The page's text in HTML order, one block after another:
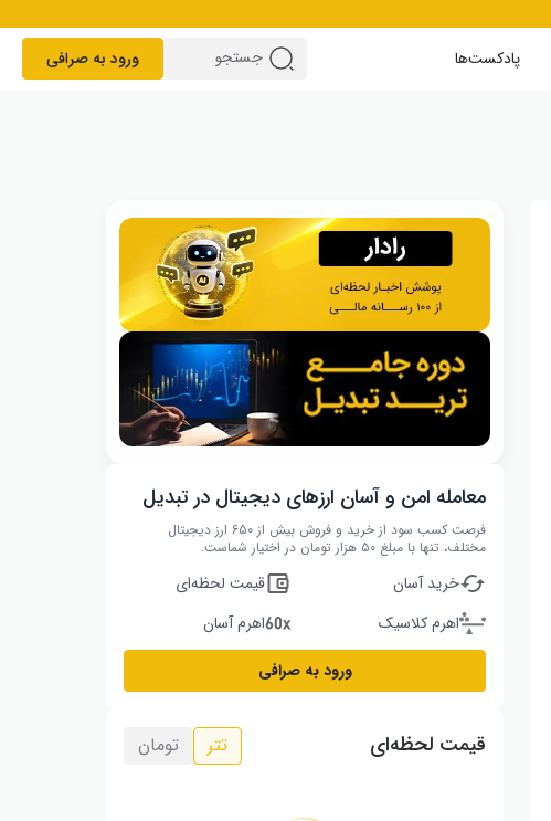
پادکست‌ها ورود به صرافی
معامله امن و آسان ارزهای دیجیتال در تبدیل
فرصت کسب سود از خرید و فروش بیش از ۶۵۰ ارز دیجیتال
مختلف، تنها با مبلغ ۵۰ هزار تومان در اختیار شماست.
خرید آسان
قیمت لحظه‌ای
اهرم کلاسیک
اهرم آسان
ورود به صرافی
قیمت لحظه‌ای تتر تومان